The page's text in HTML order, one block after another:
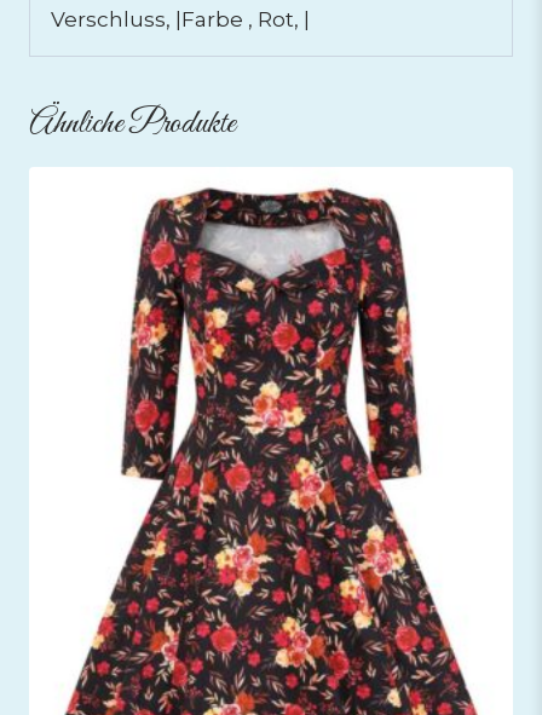
Verschluss, |Farbe , Rot, |
Ähnliche Produkte